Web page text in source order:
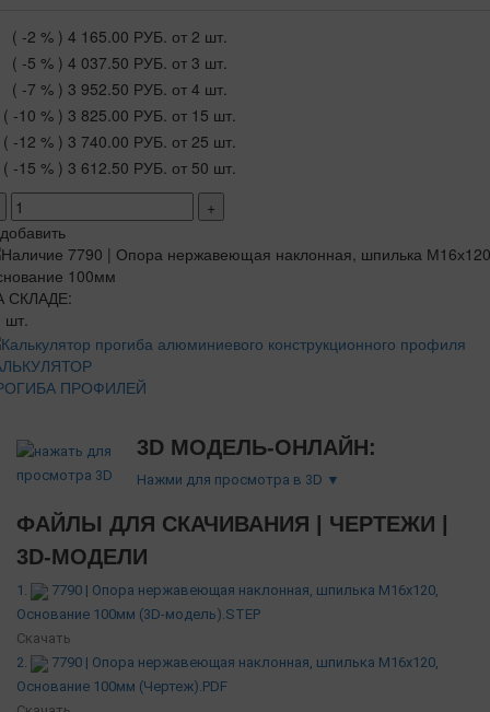
( -2 % ) 4 165.00 РУБ. от 2 шт.
( -5 % ) 4 037.50 РУБ. от 3 шт.
( -7 % ) 3 952.50 РУБ. от 4 шт.
( -10 % ) 3 825.00 РУБ. от 15 шт.
( -12 % ) 3 740.00 РУБ. от 25 шт.
( -15 % ) 3 612.50 РУБ. от 50 шт.
+
добавить
СКЛАДЕ:
шт.
ПРОФИЛЕЙ
3D МОДЕЛЬ-ОНЛАЙН:
Нажми для просмотра в 3D ▼
ФАЙЛЫ ДЛЯ СКАЧИВАНИЯ | ЧЕРТЕЖИ |
3D-МОДЕЛИ
1.
7790 | Опора нержавеющая наклонная, шпилька М16х120,
Основание 100мм (3D-модель).STEP
Скачать
2.
7790 | Опора нержавеющая наклонная, шпилька М16х120,
Основание 100мм (Чертеж).PDF